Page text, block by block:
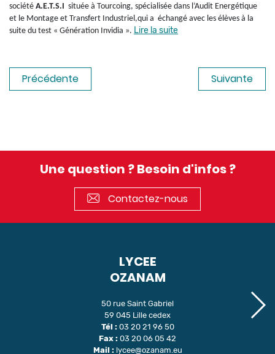
société A.E.T.S.I située à Tourcoing, spécialisée dans l’Audit Energétique
et le Montage et Transfert Industriel,qui a échangé avec les élèves à la
suite du test « Génération Invidia ». Lire la suite
Précédente Suivante
Une question ? Besoin d'infos ?
Contactez-nous
LYCEE
OZANAM
50 rue Saint Gabriel
59 045 Lille cedex
Tél : 03 20 21 96 50
Fax : 03 20 06 05 42
Mail : lycee@ozanam.eu